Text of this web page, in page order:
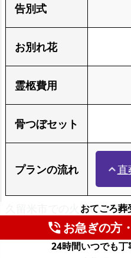
久留米市での火葬のみ費
告別式
お別れ花
霊柩費用
骨つぼセット
プランの流れ expand_less直
おてごろ葬
phone_in_talkお急ぎの方
24時間いつでも